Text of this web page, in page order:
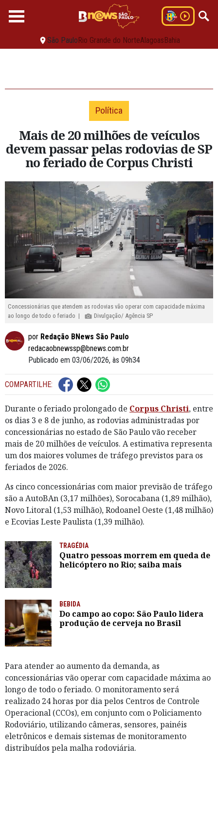
São PauloRio Grande do NorteAlagoasBahia
Política
Mais de 20 milhões de veículos
devem passar pelas rodovias de SP
no feriado de Corpus Christi
Concessionárias que atendem as rodovias vão operar com capacidade máxima
ao longo de todo o feriado |
Divulgação/ Agência SP
por Redação BNews São Paulo
redacaobnewssp@bnews.com.br
Publicado em 03/06/2026, às 09h34
COMPARTILHE:
Durante o feriado prolongado de Corpus Christi, entre
os dias 3 e 8 de junho, as rodovias administradas por
concessionárias no estado de São Paulo vão receber
mais de 20 milhões de veículos. A estimativa representa
um dos maiores volumes de tráfego previstos para os
feriados de 2026.
As cinco concessionárias com maior previsão de tráfego
são a AutoBAn (3,17 milhões), Sorocabana (1,89 milhão),
Novo Litoral (1,53 milhão), Rodoanel Oeste (1,48 milhão)
e Ecovias Leste Paulista (1,39 milhão).
TRAGÉDIA
Quatro pessoas morrem em queda de
helicóptero no Rio; saiba mais
BEBIDA
Do campo ao copo: São Paulo lidera
produção de cerveja no Brasil
Para atender ao aumento da demanda, as
concessionárias vão operar com capacidade máxima ao
longo de todo o feriado. O monitoramento será
realizado 24 horas por dia pelos Centros de Controle
Operacional (CCOs), em conjunto com o Policiamento
Rodoviário, utilizando câmeras, sensores, painéis
eletrônicos e demais sistemas de monitoramento
distribuídos pela malha rodoviária.